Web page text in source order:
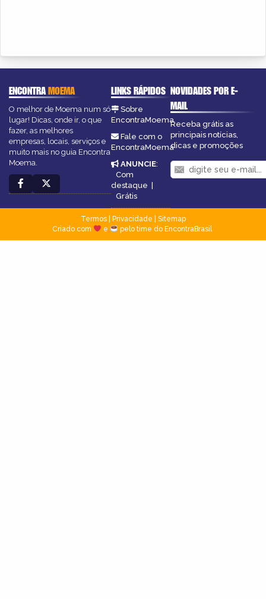
ENCONTRAMOEMA
O melhor de Moema num só
lugar! Dicas, onde ir, o que
fazer, as melhores
empresas, locais, serviços e
muito mais no guia Encontra
Moema.
LINKS RÁPIDOS
Sobre
EncontraMoema
Fale com o
EncontraMoema
ANUNCIE:
Com
destaque |
Grátis
NOVIDADES POR E-
MAIL
Receba grátis as
principais notícias,
dicas e promoções
Termos| Privacidade
Sitemap
Criado com
e pelo time do EncontraBrasil